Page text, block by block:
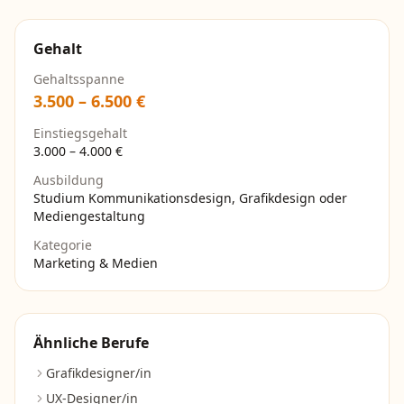
Gehalt
Gehaltsspanne
3.500 – 6.500 €
Einstiegsgehalt
3.000 – 4.000 €
Ausbildung
Studium Kommunikationsdesign, Grafikdesign oder
Mediengestaltung
Kategorie
Marketing & Medien
Ähnliche Berufe
Grafikdesigner/in
UX-Designer/in